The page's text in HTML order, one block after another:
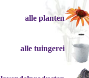
alle planten
alle tuingerei